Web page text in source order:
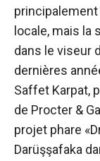
locale, mais la
dans le viseur
dernières
Saffet Karpat,
de Procter &
projet phare
Darüşşafaka